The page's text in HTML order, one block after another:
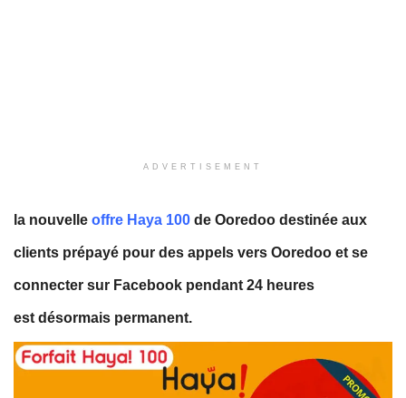
ADVERTISEMENT
la nouvelle offre Haya 100 de Ooredoo destinée aux
clients prépayé pour des appels vers Ooredoo et se
connecter sur Facebook pendant 24 heures
est désormais permanent.